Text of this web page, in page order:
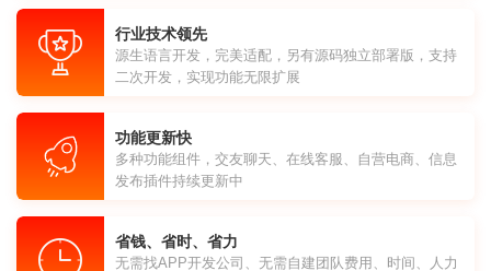
行业技术领先
源生语言开发，完美适配，另有源码独立部署版，支持
二次开发，实现功能无限扩展
功能更新快
多种功能组件，交友聊天、在线客服、自营电商、信息
发布插件持续更新中
省钱、省时、省力
无需找APP开发公司、无需自建团队费用、时间、人力